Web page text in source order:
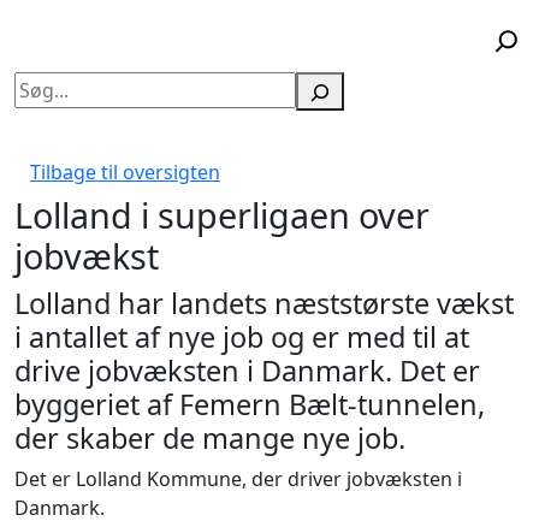
Søg
Tilbage til oversigten
Lolland i superligaen over
jobvækst
Lolland har landets næststørste vækst
i antallet af nye job og er med til at
drive jobvæksten i Danmark. Det er
byggeriet af Femern Bælt-tunnelen,
der skaber de mange nye job.
Det er Lolland Kommune, der driver jobvæksten i
Danmark.